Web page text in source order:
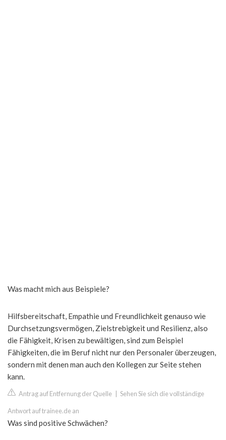
Was macht mich aus Beispiele?
Hilfsbereitschaft, Empathie und Freundlichkeit genauso wie
Durchsetzungsvermögen, Zielstrebigkeit und Resilienz, also
die Fähigkeit, Krisen zu bewältigen, sind zum Beispiel
Fähigkeiten, die im Beruf nicht nur den Personaler überzeugen,
sondern mit denen man auch den Kollegen zur Seite stehen
kann.
Antrag auf Entfernung der Quelle Sehen Sie sich die vollständige
Antwort auf trainee.de an
Was sind positive Schwächen?